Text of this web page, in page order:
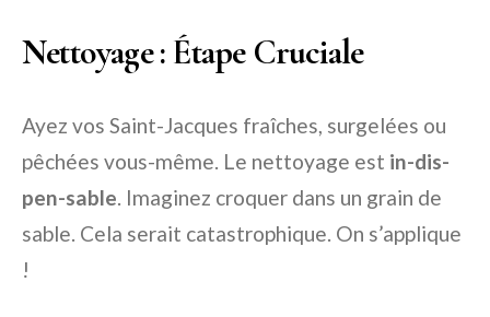
Nettoyage : Étape Cruciale
Ayez vos Saint-Jacques fraîches, surgelées ou
pêchées vous-même. Le nettoyage est in-dis-
pen-sable. Imaginez croquer dans un grain de
sable. Cela serait catastrophique. On s’applique
!